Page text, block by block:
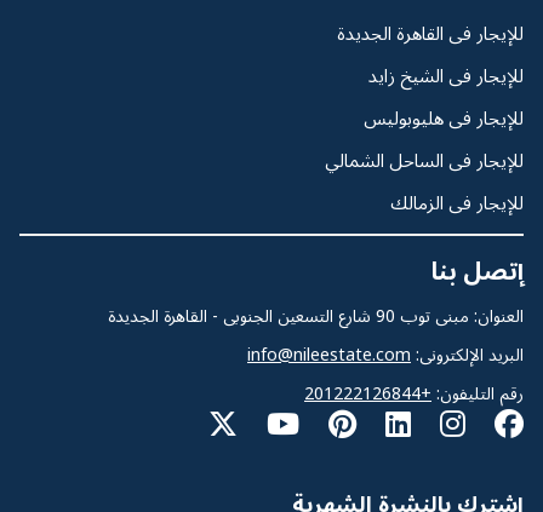
للإيجار فى القاهرة الجديدة
للإيجار فى الشيخ زايد
للإيجار فى هليوبوليس
للإيجار فى الساحل الشمالي
للإيجار فى الزمالك
إتصل بنا
العنوان: مبنى توب 90 شارع التسعين الجنوبى - القاهرة الجديدة
البريد الإلكترونى: info@nileestate.com
رقم التليفون: +201222126844
إشترك بالنشرة الشهرية